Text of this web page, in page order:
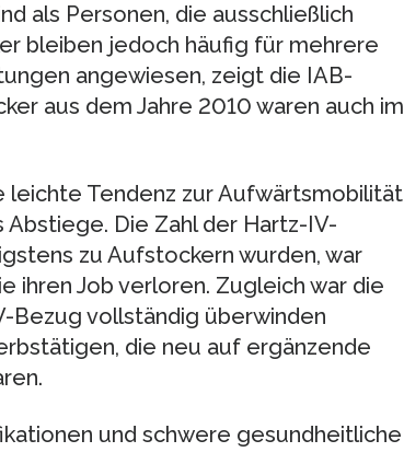
als Personen, die ausschließlich
bleiben jedoch häufig für mehrere
angewiesen, zeigt die IAB-
aus dem Jahre 2010 waren auch im
leichte Tendenz zur Aufwärtsmobilität
Die Zahl der Hartz-IV-
zu Aufstockern wurden, war
ihren Job verloren. Zugleich war die
Bezug vollständig überwinden
die neu auf ergänzende
und schwere gesundheitliche